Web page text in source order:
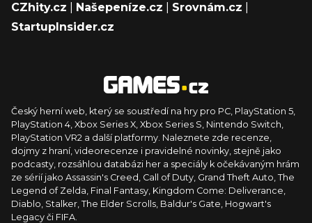
CZhity.cz
Našepeníze.cz Srovnám.cz
StartupInsider.cz
Český herní web, který se soustředí na hry pro PC, PlayStation 5,
PlayStation 4, Xbox Series X, Xbox Series S, Nintendo Switch,
PlayStation VR2 a další platformy. Naleznete zde recenze,
dojmy z hraní, videorecenze i pravidelné novinky, stejně jako
podcasty, rozsáhlou databázi her a speciály k očekávaným hrám
ze sérií jako Assassin's Creed, Call of Duty, Grand Theft Auto, The
Legend of Zelda, Final Fantasy, Kingdom Come: Deliverance,
Diablo, Stalker, The Elder Scrolls, Baldur's Gate, Hogwart's
Legacy či FIFA.